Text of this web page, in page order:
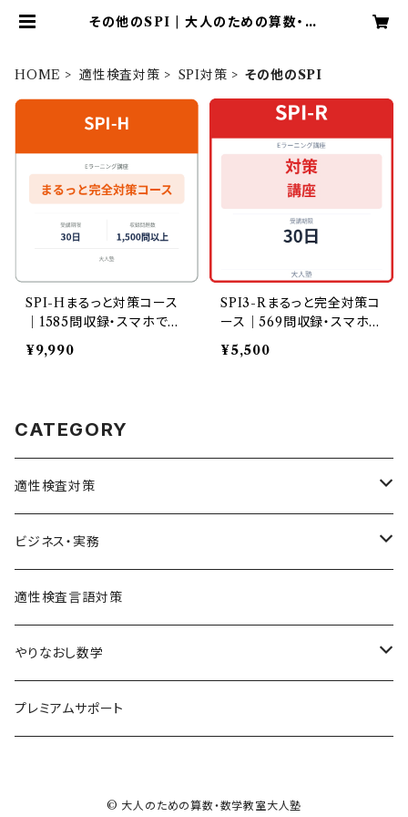
その他のSPI | 大人のための算数・数
HOME 適性検査対策 SPI対策 その他のSPI
SPI-Hまるっと対策コース
｜1585問収録・スマホでも
学習◎
¥9,990
SPI3-Rまるっと完全対策コ
ース｜569問収録・スマホ
でも学習◎
¥5,500
CATEGORY
適性検査対策
SPI対策
テストセンター(SPI-G,SPI-U)
WEBテスティング
クリティカルシンキング
玉手箱・GAB対策（SHL社）
NMAT・JMAT対策
ビジネス・実務
統計
適性検査言語対策
やりなおし数学
中学数学まるっとコース
プレミアムサポート
© 大人のための算数・数学教室大人塾